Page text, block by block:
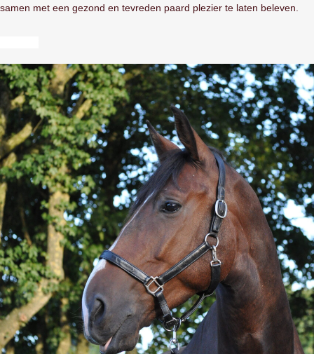
samen met een gezond en tevreden paard plezier te laten beleven.